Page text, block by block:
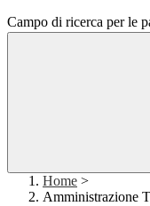
Campo di ricerca per le
Home >
Amministrazione